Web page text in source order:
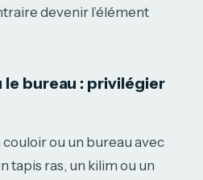
devenir l’élément
le bureau : privilégier
ou un bureau avec
tapis ras, un kilim ou un